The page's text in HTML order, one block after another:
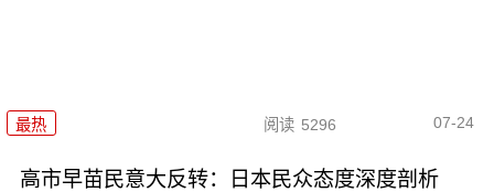
最热 阅读 5296 07-24
高市早苗民意大反转：日本民众态度深度剖析